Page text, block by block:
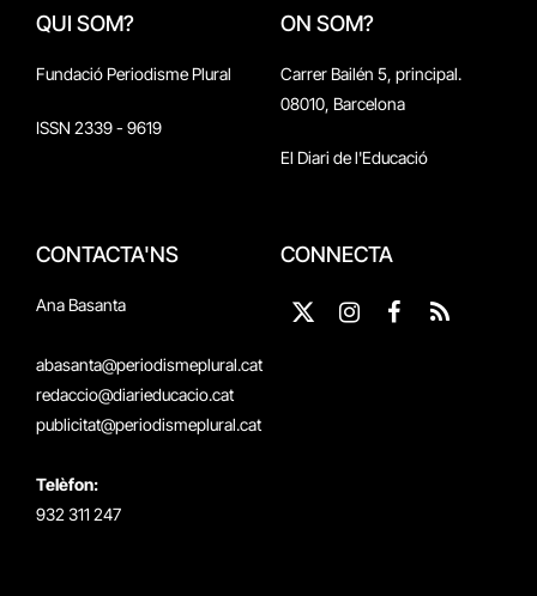
QUI SOM?
Fundació Periodisme Plural
ISSN 2339 - 9619
ON SOM?
Carrer Bailén 5, principal.
08010, Barcelona
El Diari de l'Educació
CONTACTA'NS
Ana Basanta
abasanta@periodismeplural.cat
redaccio@diarieducacio.cat
publicitat@periodismeplural.cat
Telèfon:
932 311 247
CONNECTA
X
Instagram
Facebook
RSS